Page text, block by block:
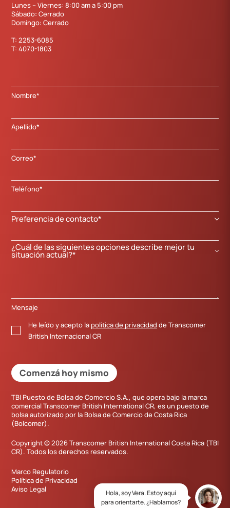
Lunes – Viernes: 8:00 am a 5:00 pm
Sábado: Cerrado
Domingo: Cerrado
T: 2253-6085
T: 4070-1803
Nombre*
Apellido*
Correo*
Teléfono*
Preferencia de contacto*
¿Cuál de las siguientes opciones describe mejor tu
situación actual?*
Mensaje
He leído y acepto la política de privacidad de Transcomer
British Internacional CR
Comenzá hoy mismo
TBI Puesto de Bolsa de Comercio S.A., que opera bajo la marca
comercial Transcomer British International CR, es un puesto de
bolsa autorizado por la Bolsa de Comercio de Costa Rica
(Bolcomer).
Copyright © 2026 Transcomer British International Costa Rica (TBI
CR). Todos los derechos reservados.
Marco Regulatorio
Política de Privacidad
Aviso Legal